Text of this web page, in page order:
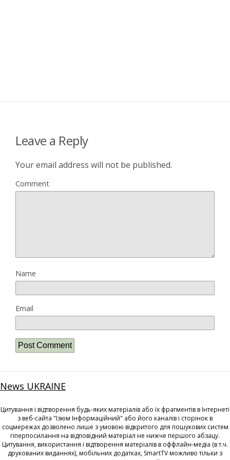
Leave a Reply
Your email address will not be published.
Comment
Name
Email
News UKRAINE
Цитування і відтворення будь-яких матеріалів або їх фрагментів в Інтернеті
з веб-сайта "Ізюм Інформаційний" або його каналів і сторінок в
соцмережах дозволено лише з умовою відкритого для пошукових систем
гіперпосилання на відповідний матеріал не нижче першого абзацу.
Цитування, використання і відтворення матеріалів в оффлайн-медіа (в т.ч.
друкованих виданнях), мобільних додатках, SmartTV можливо тільки з